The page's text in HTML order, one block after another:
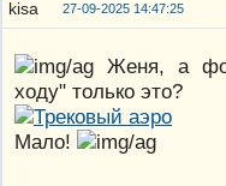
27-09-2025 14:47:25
Женя, а
ходу" только это?
Мало!